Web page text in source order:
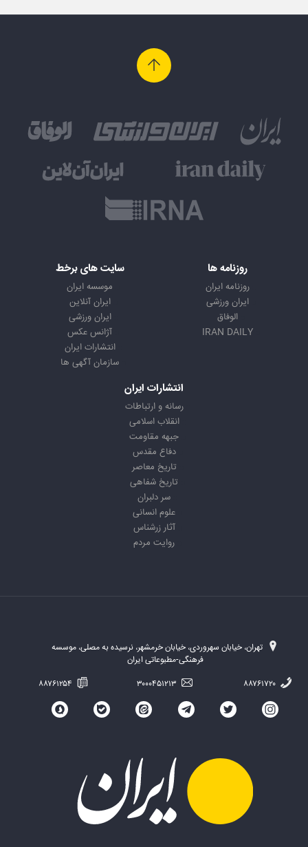
روزنامه ها
روزنامه ایران
ایران ورزشی
الوفاق
IRAN DAILY
سایت های برخط
موسسه ایران
ایران آنلاین
ایران ورزشی
آژانس عکس
انتشارات ایران
سازمان آگهی ها
انتشارات ایران
رسانه و ارتباطات
انقلاب اسلامی
جبهه مقاومت
دفاع مقدس
تاریخ معاصر
تاریخ شفاهی
سر دلبران
علوم انسانی
آثار زرشناس
روایت مردم
تهران، خیابان سهروردی، خیابان خرمشهر، نرسیده به مصلی، موسسه
فرهنگی-مطبوعاتی ایران